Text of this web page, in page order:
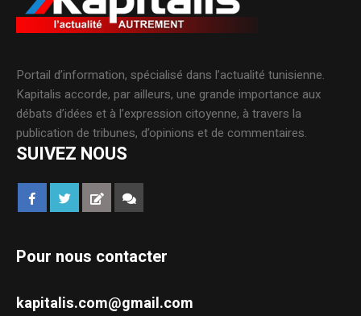
Portail d’information, spécialisé dans l’actualité tunisienne.
Kapitalis accorde, par ailleurs, une grande importance aux
débats d’idées et à l’expression citoyenne, à travers la
publication de tribunes, d’opinions et de commentaires.
SUIVEZ NOUS
Pour nous contacter
kapitalis.com@gmail.com